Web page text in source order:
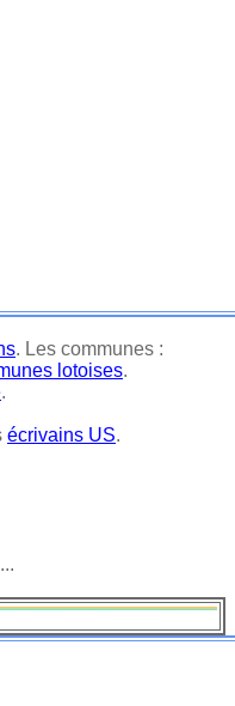
. Les communes :
lotoises.
.
écrivains US.